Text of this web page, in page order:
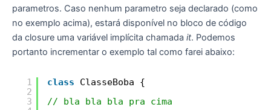
parametros. Caso nenhum parametro seja declarado (como
no exemplo acima), estará disponível no bloco de código
da closure uma variável implícita chamada it. Podemos
portanto incrementar o exemplo tal como farei abaixo:
1
2
3
class
ClasseBoba {
// bla bla bla pra cima